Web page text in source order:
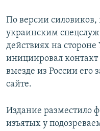
По версии
украинским
действиях на
инициировал
выезде из России его
сайте.
Издание разместило
изъятых у